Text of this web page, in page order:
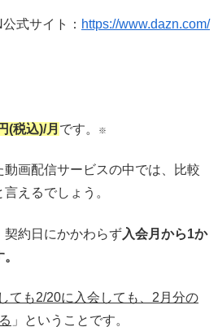
式サイト： https://www.dazn.com/
(税込)/月 です。 ※
画配信サービスの中では、比較
えるでしょう。
契約日にかかわらず入会月から1か
ても2/20に入会しても、2月分の
」ということです。